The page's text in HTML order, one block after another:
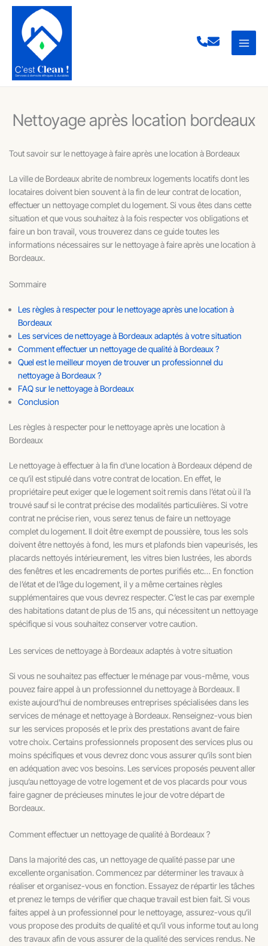
Aller
contenu
Nettoyage après location bordeaux
Tout savoir sur le nettoyage à faire après une location à Bordeaux
La ville de Bordeaux abrite de nombreux logements locatifs dont les
locataires doivent bien souvent à la fin de leur contrat de location,
effectuer un nettoyage complet du logement. Si vous êtes dans cette
situation et que vous souhaitez à la fois respecter vos obligations et
faire un bon travail, vous trouverez dans ce guide toutes les
informations nécessaires sur le nettoyage à faire après une location à
Bordeaux.
Sommaire
Les règles à respecter pour le nettoyage après une location à
Bordeaux
Les services de nettoyage à Bordeaux adaptés à votre situation
Comment effectuer un nettoyage de qualité à Bordeaux ?
Quel est le meilleur moyen de trouver un professionnel du
nettoyage à Bordeaux ?
FAQ sur le nettoyage à Bordeaux
Conclusion
Les règles à respecter pour le nettoyage après une location à
Bordeaux
Le nettoyage à effectuer à la fin d’une location à Bordeaux dépend de
ce qu’il est stipulé dans votre contrat de location. En effet, le
propriétaire peut exiger que le logement soit remis dans l’état où il l’a
trouvé sauf si le contrat précise des modalités particulières. Si votre
contrat ne précise rien, vous serez tenus de faire un nettoyage
complet du logement. Il doit être exempt de poussière, tous les sols
doivent être nettoyés à fond, les murs et plafonds bien vapeurisés, les
placards nettoyés intérieurement, les vitres bien lustrées, les abords
des fenêtres et les encadrements de portes purifiés etc… En fonction
de l’état et de l’âge du logement, il y a même certaines règles
supplémentaires que vous devrez respecter. C’est le cas par exemple
des habitations datant de plus de 15 ans, qui nécessitent un nettoyage
spécifique si vous souhaitez conserver votre caution.
Les services de nettoyage à Bordeaux adaptés à votre situation
Si vous ne souhaitez pas effectuer le ménage par vous-même, vous
pouvez faire appel à un professionnel du nettoyage à Bordeaux. Il
existe aujourd’hui de nombreuses entreprises spécialisées dans les
services de ménage et nettoyage à Bordeaux. Renseignez-vous bien
sur les services proposés et le prix des prestations avant de faire
votre choix. Certains professionnels proposent des services plus ou
moins spécifiques et vous devrez donc vous assurer qu’ils sont bien
en adéquation avec vos besoins. Les services proposés peuvent aller
jusqu’au nettoyage de votre logement et de vos placards pour vous
faire gagner de précieuses minutes le jour de votre départ de
Bordeaux.
Comment effectuer un nettoyage de qualité à Bordeaux ?
Dans la majorité des cas, un nettoyage de qualité passe par une
excellente organisation. Commencez par déterminer les travaux à
réaliser et organisez-vous en fonction. Essayez de répartir les tâches
et prenez le temps de vérifier que chaque travail est bien fait. Si vous
faites appel à un professionnel pour le nettoyage, assurez-vous qu’il
vous propose des produits de qualité et qu’il vous informe tout au long
des travaux afin de vous assurer de la qualité des services rendus. Ne